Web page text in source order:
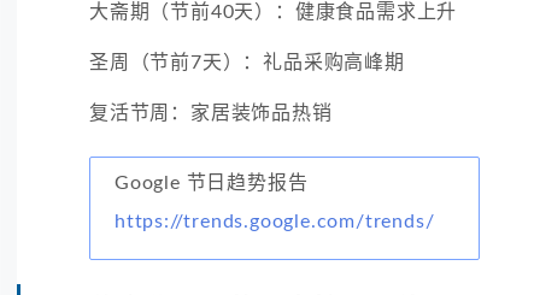
大斋期（节前40天）：健康食品需求上升
圣周（节前7天）：礼品采购高峰期
复活节周：家居装饰品热销
Google 节日趋势报告
https://trends.google.com/trends/